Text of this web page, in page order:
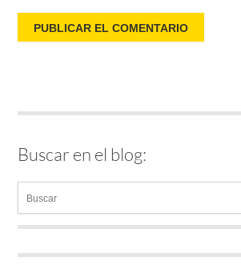
Buscar en el blog: